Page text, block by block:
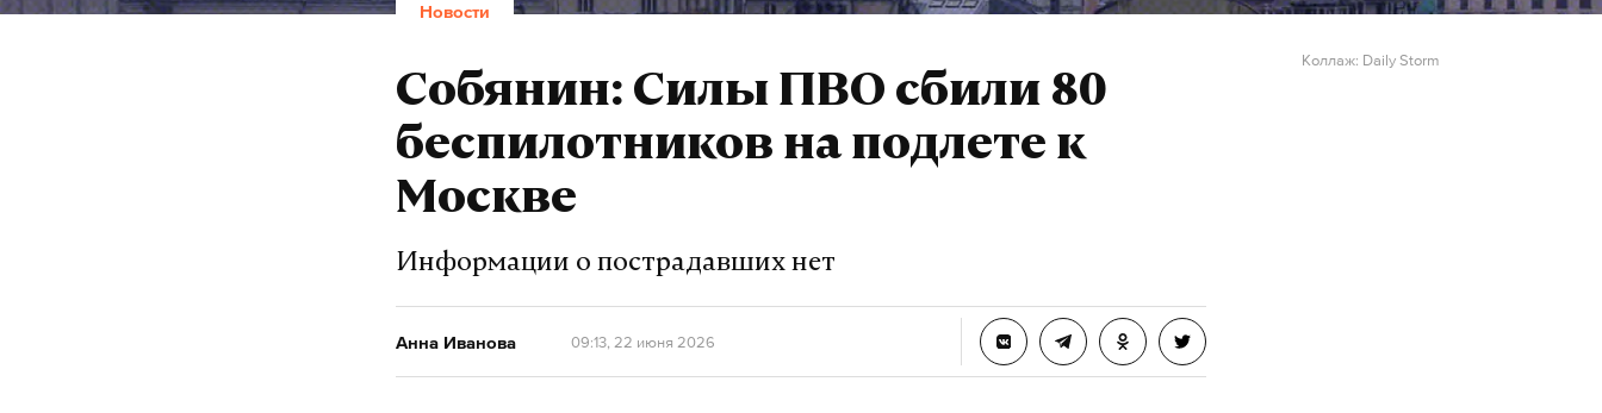
Новости
Собянин: Силы ПВО сбили 80
беспилотников на подлете к
Москве
Информации о пострадавших нет
Анна Иванова 09:13, 22 июня 2026
Коллаж: Daily Storm